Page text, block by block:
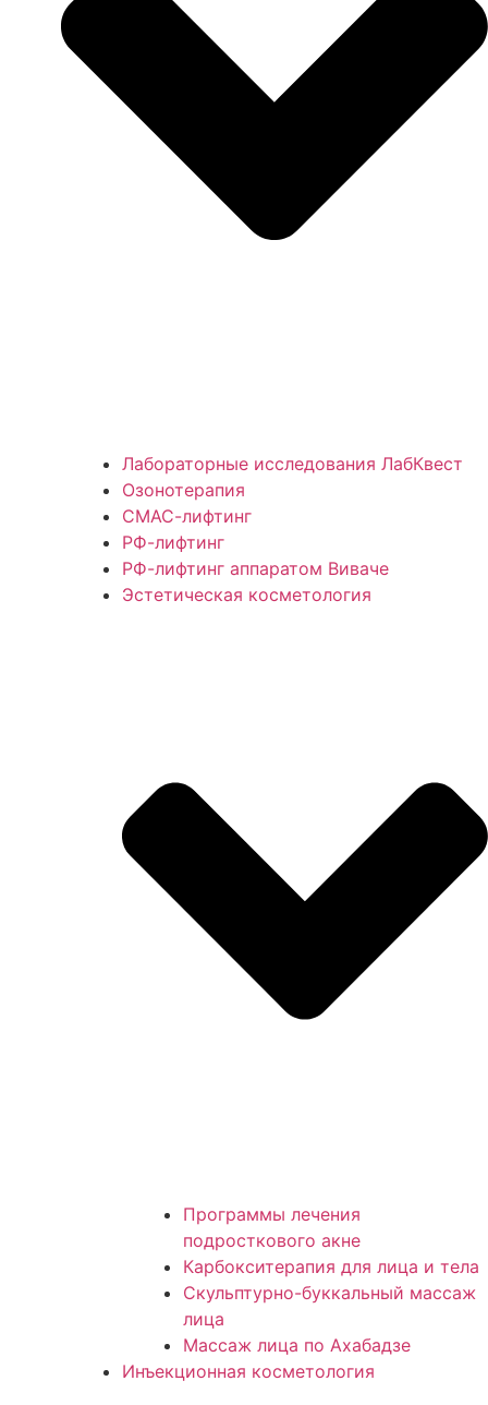
Лабораторные исследования ЛабКвест
Озонотерапия
СМАС-лифтинг
РФ-лифтинг
РФ-лифтинг аппаратом Виваче
Эстетическая косметология
Программы лечения
подросткового акне
Карбокситерапия для лица и тела
Скульптурно-буккальный массаж
лица
Массаж лица по Ахабадзе
Инъекционная косметология